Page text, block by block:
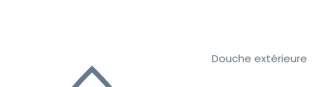
Douche extérieure